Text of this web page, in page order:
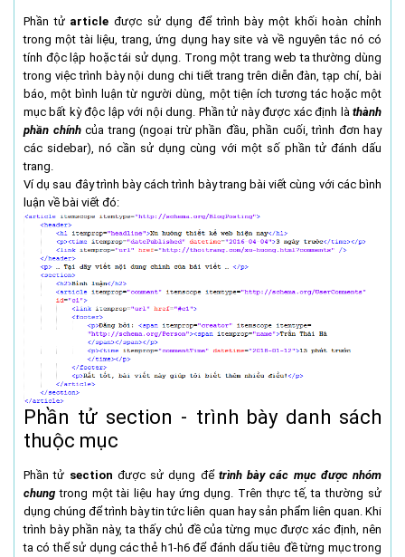
Phần tử article được sử dụng để trình bày một khối hoàn chỉnh
trong một tài liệu, trang, ứng dụng hay site và về nguyên tắc nó có
tính độc lập hoặc tái sử dụng. Trong một trang web ta thường dùng
trong việc trình bày nội dung chi tiết trang trên diễn đàn, tạp chí, bài
báo, một bình luận từ người dùng, một tiện ích tương tác hoặc một
mục bất kỳ độc lập với nội dung. Phần tử này được xác định là thành
phần chínhcủa trang (ngoại trừ phần đầu, phần cuối, trình đơn hay
các sidebar), nó cần sử dụng cùng với một số phần tử đánh dấu
trang.
Ví dụ sau đây trình bày cách trình bày trang bài viết cùng với các bình
luận về bài viết đó:
Phần tử section - trình bày danh sách
thuộc mục
Phần tử section được sử dụng để trình bày các mục được nhóm
chung trong một tài liệu hay ứng dụng. Trên thực tế, ta thường sử
dụng chúng để trình bày tin tức liên quan hay sản phẩm liên quan. Khi
trình bày phần này, ta thấy chủ đề của từng mục được xác định, nên
ta có thể sử dụng các thẻ h1-h6 để đánh dấu tiêu đề từng mục trong